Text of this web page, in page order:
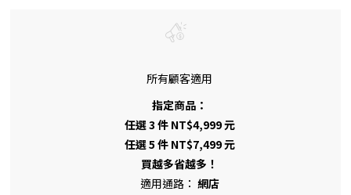
所有顧客適用
指定商品：
任選 3 件 NT$4,999 元
任選 5 件 NT$7,499 元
買越多省越多！
適用通路： 網店